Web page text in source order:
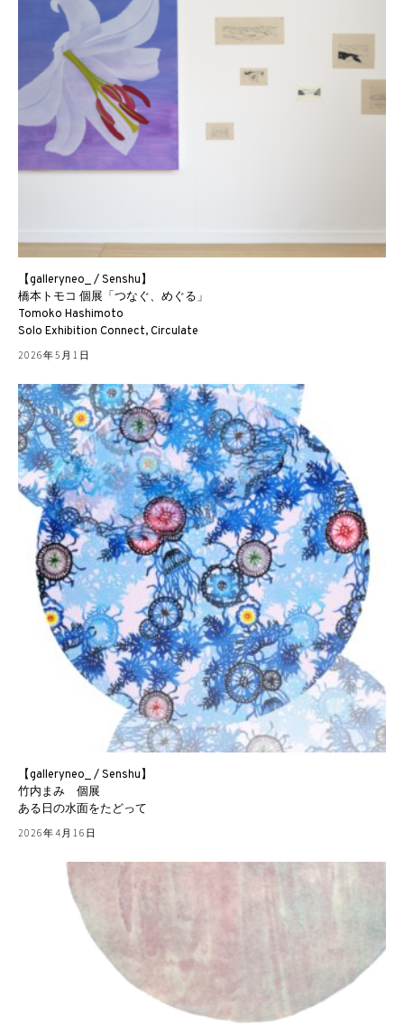
【galleryneo_ / Senshu】
橋本トモコ 個展「つなぐ、めぐる」
Tomoko Hashimoto
Solo Exhibition Connect, Circulate
2026年5月1日
【galleryneo_ / Senshu】
竹内まみ 個展
ある日の水面をたどって
2026年4月16日